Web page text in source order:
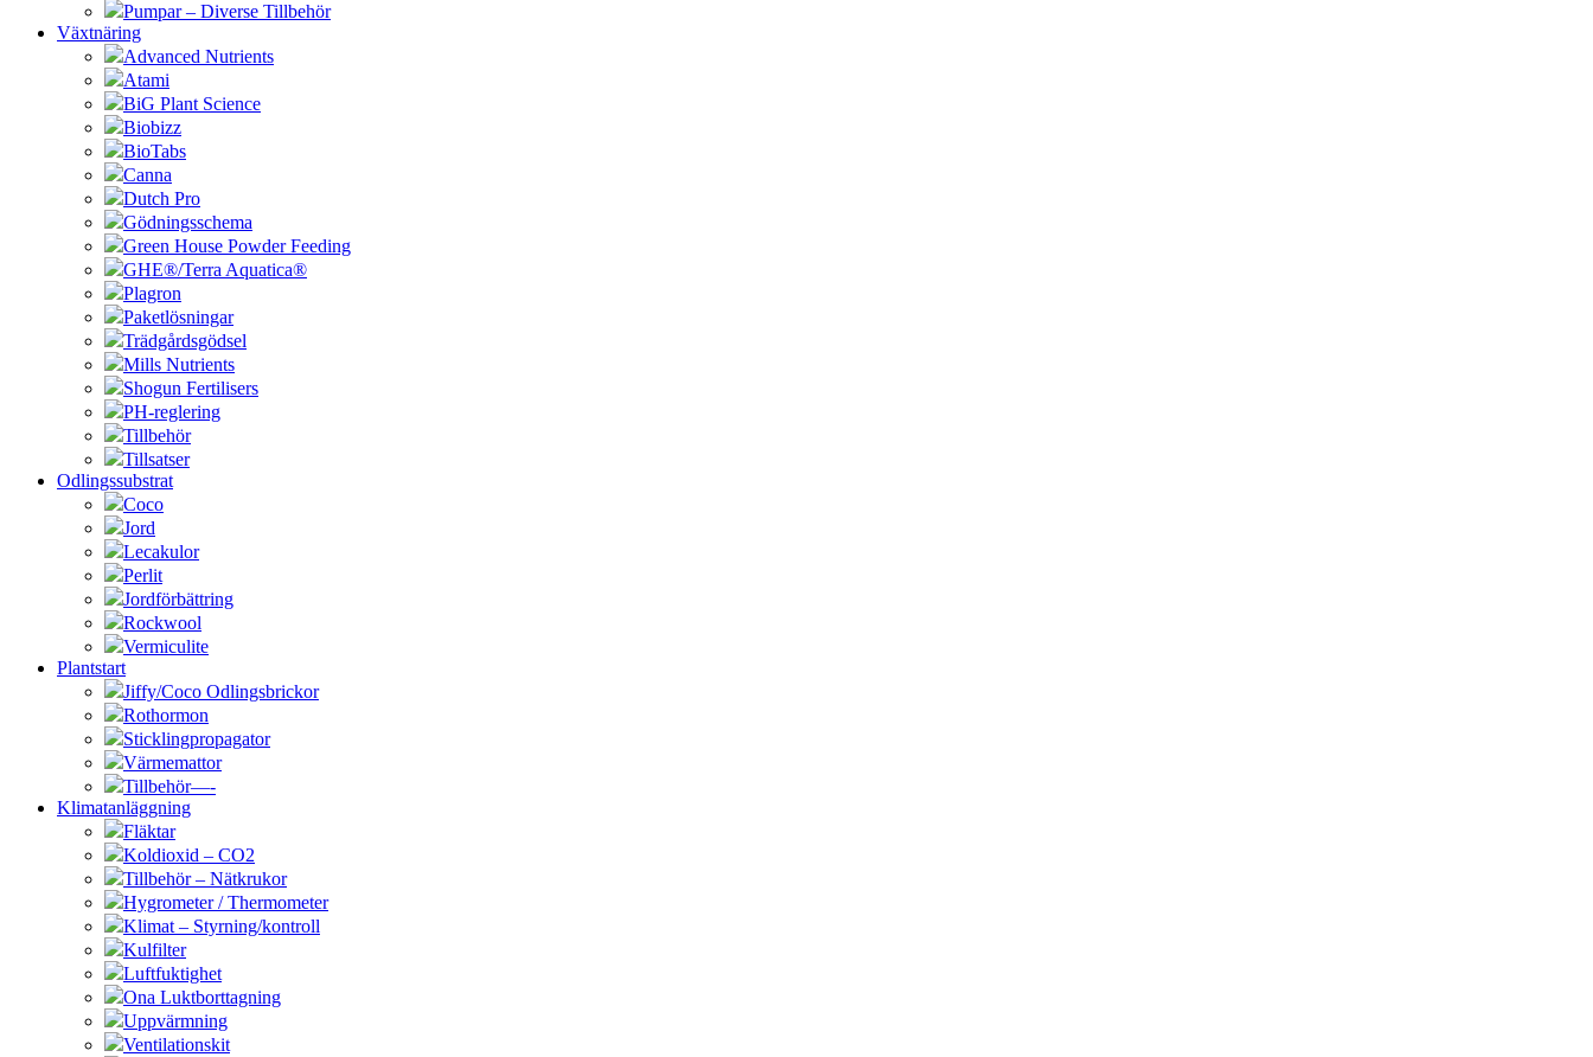
Pumpar – Diverse Tillbehör
Växtnäring
Advanced Nutrients
Atami
BiG Plant Science
Biobizz
BioTabs
Canna
Dutch Pro
Gödningsschema
Green House Powder Feeding
GHE®/Terra Aquatica®
Plagron
Paketlösningar
Trädgårdsgödsel
Mills Nutrients
Shogun Fertilisers
PH-reglering
Tillbehör
Tillsatser
Odlingssubstrat
Coco
Jord
Lecakulor
Perlit
Jordförbättring
Rockwool
Vermiculite
Plantstart
Jiffy/Coco Odlingsbrickor
Rothormon
Sticklingpropagator
Värmemattor
Tillbehör—-
Klimatanläggning
Fläktar
Koldioxid – CO2
Tillbehör – Nätkrukor
Hygrometer / Thermometer
Klimat – Styrning/kontroll
Kulfilter
Luftfuktighet
Ona Luktborttagning
Uppvärmning
Ventilationskit